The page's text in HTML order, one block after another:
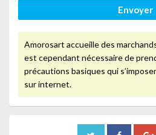
Envoyer
Amorosart accueille des
est cependant nécessaire de
précautions basiques qui
sur internet.